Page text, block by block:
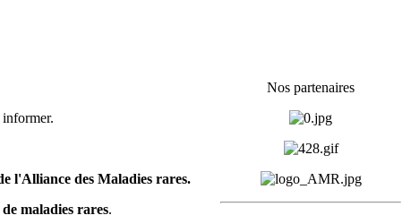
l'Alliance des Maladies rares.
maladies rares.
Nos partenaires